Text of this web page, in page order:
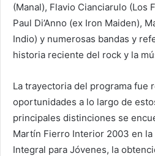
(Manal), Flavio Cianciarulo (Los
Paul Di’Anno (ex Iron Maiden),
Indio) y numerosas bandas y
historia reciente del rock y la
La trayectoria del programa fue
oportunidades a lo largo de
principales distinciones se
Martín Fierro Interior 2003 en
Integral para Jóvenes, la